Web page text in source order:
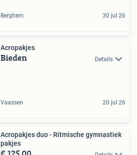
Berghem 30 jul 26
Acropakjes
Bieden Details
Vaassen 20 jul 26
Acropakjes duo - Ritmische gymnastiek
pakjes